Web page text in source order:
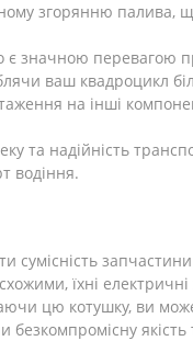
згорянню палива,
значною перевагою
ваш квадроцикл
на інші
та надійність
водіння.
сумісність
їхні електричні
цю котушку, ви
якість